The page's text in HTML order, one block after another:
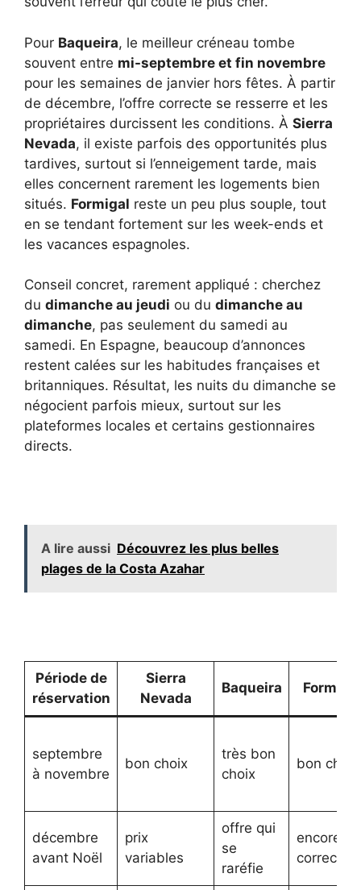
Pour Baqueira, le meilleur créneau tombe
souvent entre mi-septembre et fin novembre
pour les semaines de janvier hors fêtes. À partir
de décembre, l’offre correcte se resserre et les
propriétaires durcissent les conditions. À Sierra
Nevada, il existe parfois des opportunités plus
tardives, surtout si l’enneigement tarde, mais
elles concernent rarement les logements bien
situés. Formigal reste un peu plus souple, tout
en se tendant fortement sur les week-ends et
les vacances espagnoles.
Conseil concret, rarement appliqué : cherchez
du dimanche au jeudi ou du dimanche au
dimanche, pas seulement du samedi au
samedi. En Espagne, beaucoup d’annonces
restent calées sur les habitudes françaises et
britanniques. Résultat, les nuits du dimanche se
négocient parfois mieux, surtout sur les
plateformes locales et certains gestionnaires
directs.
A lire aussi Découvrez les plus belles
plages de la Costa Azahar
Période de
réservation
Sierra
Nevada
Baqueira Formigal
septembre
à novembre
bon choix
très bon
choix
bon choix
décembre
avant Noël
prix
variables
offre qui
se
raréfie
encore
correct